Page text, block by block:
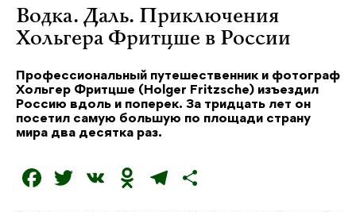
Водка. Даль. Приключения
Хольгера Фритцше в России
Профессиональный путешественник и фотограф
Хольгер Фритцше (Holger Fritzsche) изъездил
Россию вдоль и поперек. За тридцать лет он
посетил самую большую по площади страну
мира два десятка раз.
F
T
V
O
T